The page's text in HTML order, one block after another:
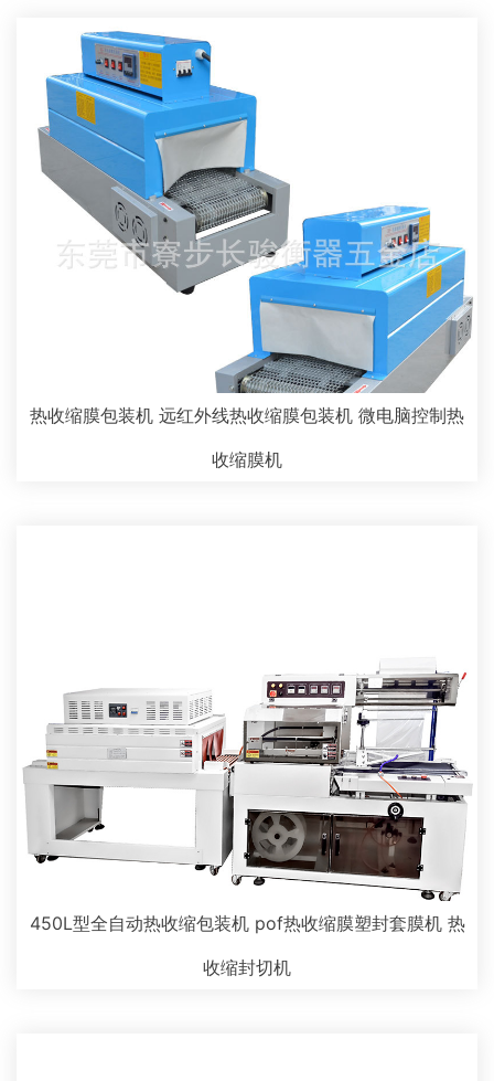
热收缩膜包装机 远红外线热收缩膜包装机 微电脑控制热
收缩膜机
450L型全自动热收缩包装机 pof热收缩膜塑封套膜机 热
收缩封切机